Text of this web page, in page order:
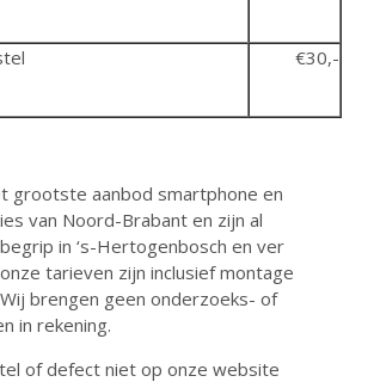
€30,-
grootste aanbod smartphone en
van Noord-Brabant en zijn al
in ‘s-Hertogenbosch en ver
tarieven zijn inclusief montage
brengen geen onderzoeks- of
in rekening.
of defect niet op onze website